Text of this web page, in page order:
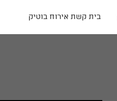
בית קשת אירוח בוטיק